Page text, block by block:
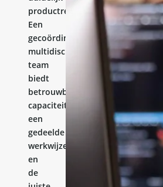
productresultaat.
Een
gecoördineerd
multidisciplinair
team
biedt
betrouwbare
capaciteit,
een
gedeelde
werkwijze
en
de